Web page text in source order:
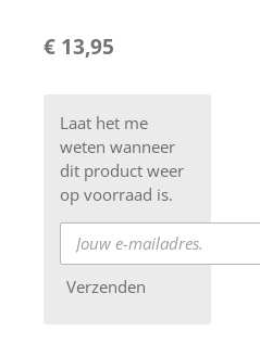
€ 13,95
Laat het me
weten wanneer
dit product weer
op voorraad is.
Verzenden